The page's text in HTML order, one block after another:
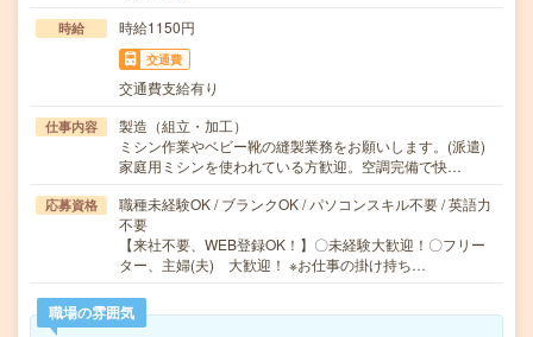
時給 時給1150円
交通費
交通費支給有り
仕事内容
製造（組立・加工）
ミシン作業やベビー靴の縫製業務をお願いします。(派遣)
家庭用ミシンを使われている方歓迎。空調完備で快…
応募資格
職種未経験OK / ブランクOK / パソコンスキル不要 / 英語力
不要
【来社不要、WEB登録OK！】〇未経験大歓迎！〇フリー
ター、主婦(夫) 大歓迎！ ※お仕事の掛け持ち…
職場の雰囲気